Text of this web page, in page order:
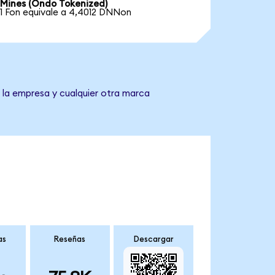
Mines (Ondo Tokenized)
1 Fon equivale a 4,4012 DNNon
empresa y cualquier otra marca
Reseñas Descargar